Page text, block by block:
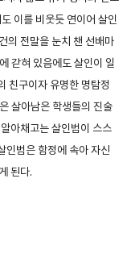
이를 비웃듯 연이어 살인
의 전말을 눈치 챈 선배마
갇혀 있음에도 살인이 일
친구이자 유명한 명탐정
살아남은 학생들의 진술
아채고는 살인범이 스스
인범은 함정에 속아 자신
된다.